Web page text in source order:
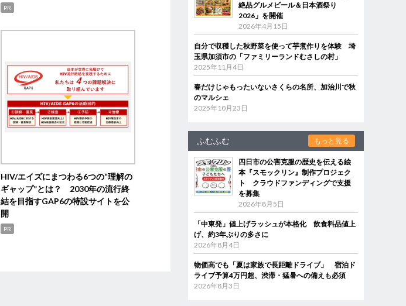
PR
HIV/エイズにまつわる6つの“理解の
ギャップ”とは？ 2030年の流行終
結を目指すGAP6の特設サイトを公
開
PR
絶品グルメビール＆日本酒祭り
2026」を開催
2026年4月15日
自分で収穫した秋野菜を使って芋煮作りを体験 埼
玉県加須市の「ファミリーランドむさしの村」
2025年11月4日
春だけじゃもったいないさくらの名所、加治川で秋
のマルシェ
2025年10月23日
ふむふむ もっと見る
四日市の公害克服の歴史を伝える絵
本『スモックリン』制作プロジェク
ト クラウドファンディングで支援
を募集
2026年8月5日
「中東発」値上げラッシュが本格化 飲食料品値上
げ、約3年ぶりの多さに
2026年8月4日
物価高でも「夏は家族で長距離ドライブ」 宿泊ド
ライブ予算4万円超、渋滞・猛暑への備えも必須
2026年8月3日